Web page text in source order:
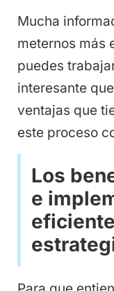
Mucha
meternos más
puedes
interesante
ventajas que
este proceso
Los
e